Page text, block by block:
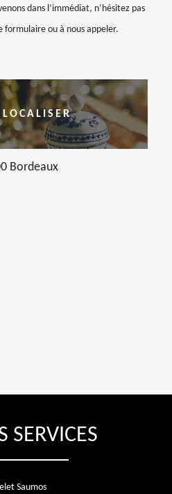
dans l’immédiat, n’hésitez pas
formulaire ou à nous appeler.
Bordeaux
SERVICES
Saumos